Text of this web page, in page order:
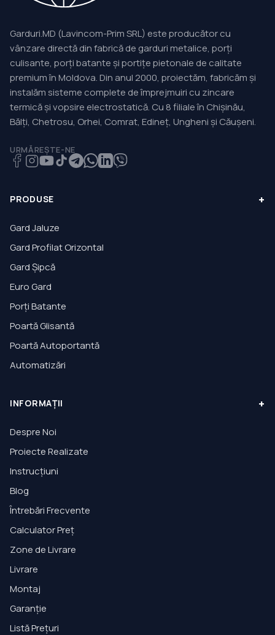
Garduri.MD (Lavincom-Prim SRL) este producător cu
vânzare directă din fabrică de garduri metalice, porți
culisante, porți batante și portițe pietonale de calitate
premium în Moldova. Din anul 2000, proiectăm, fabricăm și
instalăm sisteme complete de împrejmuiri cu zincare
termică și vopsire electrostatică. Cu 8 filiale în Chișinău,
Bălți, Chetrosu, Orhei, Comrat, Edineț, Ungheni și Căușeni.
URMĂREȘTE-NE
PRODUSE +
Gard Jaluze
Gard Profilat Orizontal
Gard Șipcă
Euro Gard
Porți Batante
Poartă Glisantă
Poartă Autoportantă
Automatizări
INFORMAȚII +
Despre Noi
Proiecte Realizate
Instrucțiuni
Blog
Întrebări Frecvente
Calculator Preț
Zone de Livrare
Livrare
Montaj
Garanție
Listă Prețuri